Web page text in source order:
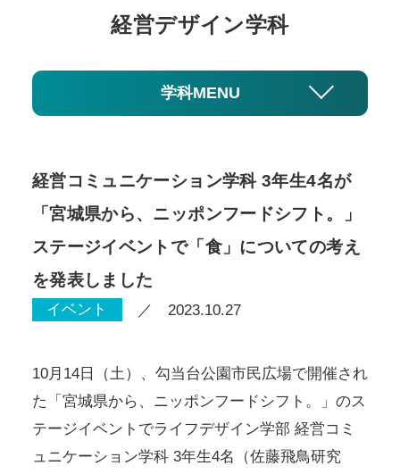
経営デザイン学科
学科MENU
経営コミュニケーション学科 3年生4名が
「宮城県から、ニッポンフードシフト。」
ステージイベントで「食」についての考え
を発表しました
イベント ／ 2023.10.27
10月14日（土）、勾当台公園市民広場で開催され
た「宮城県から、ニッポンフードシフト。」のス
テージイベントでライフデザイン学部 経営コミ
ュニケーション学科 3年生4名（佐藤飛鳥研究